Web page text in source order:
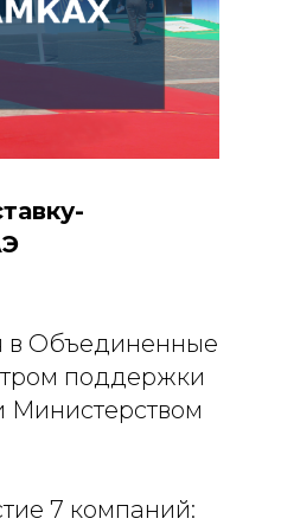
в Объединенные
поддержки
Министерством
7 компаний: